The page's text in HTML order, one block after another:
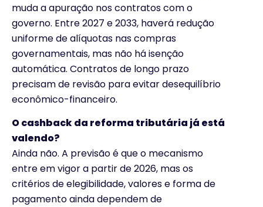
muda a apuração nos contratos com o
governo. Entre 2027 e 2033, haverá redução
uniforme de alíquotas nas compras
governamentais, mas não há isenção
automática. Contratos de longo prazo
precisam de revisão para evitar desequilíbrio
econômico-financeiro.
O cashback da reforma tributária já está
valendo?
Ainda não. A previsão é que o mecanismo
entre em vigor a partir de 2026, mas os
critérios de elegibilidade, valores e forma de
pagamento ainda dependem de